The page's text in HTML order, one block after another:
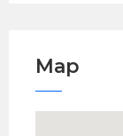
Map